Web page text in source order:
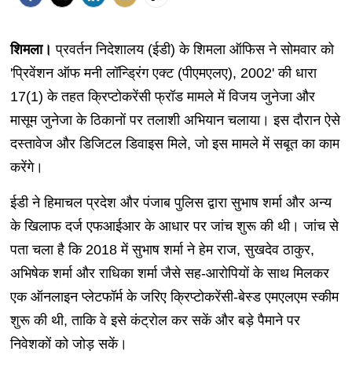
शिमला। प्रवर्तन निदेशालय (ईडी) के शिमला ऑफिस ने सोमवार को
'प्रिवेंशन ऑफ मनी लॉन्ड्रिंग एक्ट (पीएमएलए), 2002' की धारा
17(1) के तहत क्रिप्टोकरेंसी फ्रॉड मामले में विजय जुनेजा और
मासूम जुनेजा के ठिकानों पर तलाशी अभियान चलाया। इस दौरान ऐसे
दस्तावेज और डिजिटल डिवाइस मिले, जो इस मामले में सबूत का काम
करेंगे।
ईडी ने हिमाचल प्रदेश और पंजाब पुलिस द्वारा सुभाष शर्मा और अन्य
के खिलाफ दर्ज एफआईआर के आधार पर जांच शुरू की थी। जांच से
पता चला है कि 2018 में सुभाष शर्मा ने हेम राज, सुखदेव ठाकुर,
अभिषेक शर्मा और राधिका शर्मा जैसे सह-आरोपियों के साथ मिलकर
एक ऑनलाइन प्लेटफॉर्म के जरिए क्रिप्टोकरेंसी-बेस्ड एमएलएम स्कीम
शुरू की थी, ताकि वे इसे कंट्रोल कर सकें और बड़े पैमाने पर
निवेशकों को जोड़ सकें।